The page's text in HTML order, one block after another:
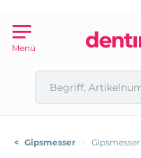
Menü
< Gipsmesser > Gipsmesser